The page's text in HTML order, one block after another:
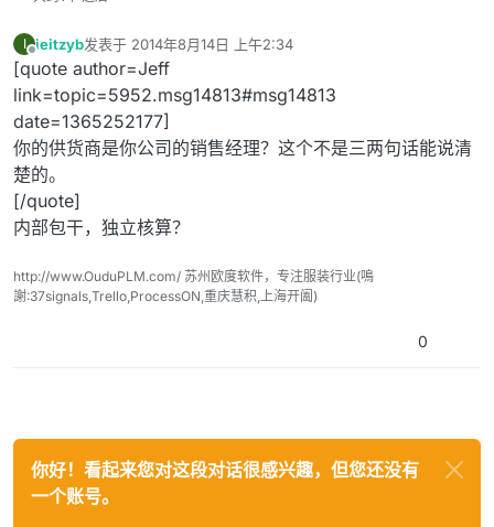
I
离线
ieitzyb发表于 2014年8月14日 上午2:34
最后由 编辑
[quote author=Jeff
link=topic=5952.msg14813#msg14813
date=1365252177]
你的供货商是你公司的销售经理？这个不是三两句话能说清
楚的。
[/quote]
内部包干，独立核算？
http://www.OuduPLM.com/ 苏州欧度软件，专注服装行业(鳴
謝:37signals,Trello,ProcessON,重庆慧积,上海开阖)
0
你好！看起来您对这段对话很感兴趣，但您还没有
一个账号。